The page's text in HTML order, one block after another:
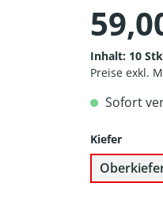
Inhalt: 10 Stk
Preise exkl.
Sofort
Kiefer